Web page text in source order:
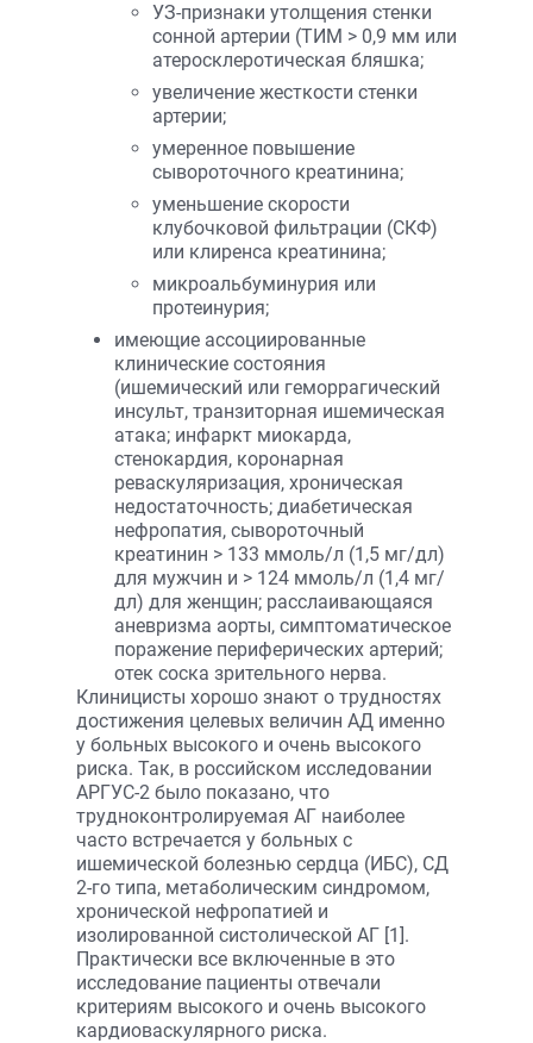
УЗ-признаки утолщения стенки
сонной артерии (ТИМ > 0,9 мм или
атеросклеротическая бляшка;
увеличение жесткости стенки
артерии;
умеренное повышение
сывороточного креатинина;
уменьшение скорости
клубочковой фильтрации (СКФ)
или клиренса креатинина;
микроальбуминурия или
протеинурия;
имеющие ассоциированные
клинические состояния
(ишемический или геморрагический
инсульт, транзиторная ишемическая
атака; инфаркт миокарда,
стенокардия, коронарная
реваскуляризация, хроническая
недостаточность; диабетическая
нефропатия, сывороточный
креатинин > 133 ммоль/л (1,5 мг/дл)
для мужчин и > 124 ммоль/л (1,4 мг/
дл) для женщин; расслаивающаяся
аневризма аорты, симптоматическое
поражение периферических артерий;
отек соска зрительного нерва.
Клиницисты хорошо знают о трудностях
достижения целевых величин АД именно
у больных высокого и очень высокого
риска. Так, в российском исследовании
АРГУС-2 было показано, что
трудноконтролируемая АГ наиболее
часто встречается у больных с
ишемической болезнью сердца (ИБС), СД
2-го типа, метаболическим синдромом,
хронической нефропатией и
изолированной систолической АГ [1].
Практически все включенные в это
исследование пациенты отвечали
критериям высокого и очень высокого
кардиоваскулярного риска.